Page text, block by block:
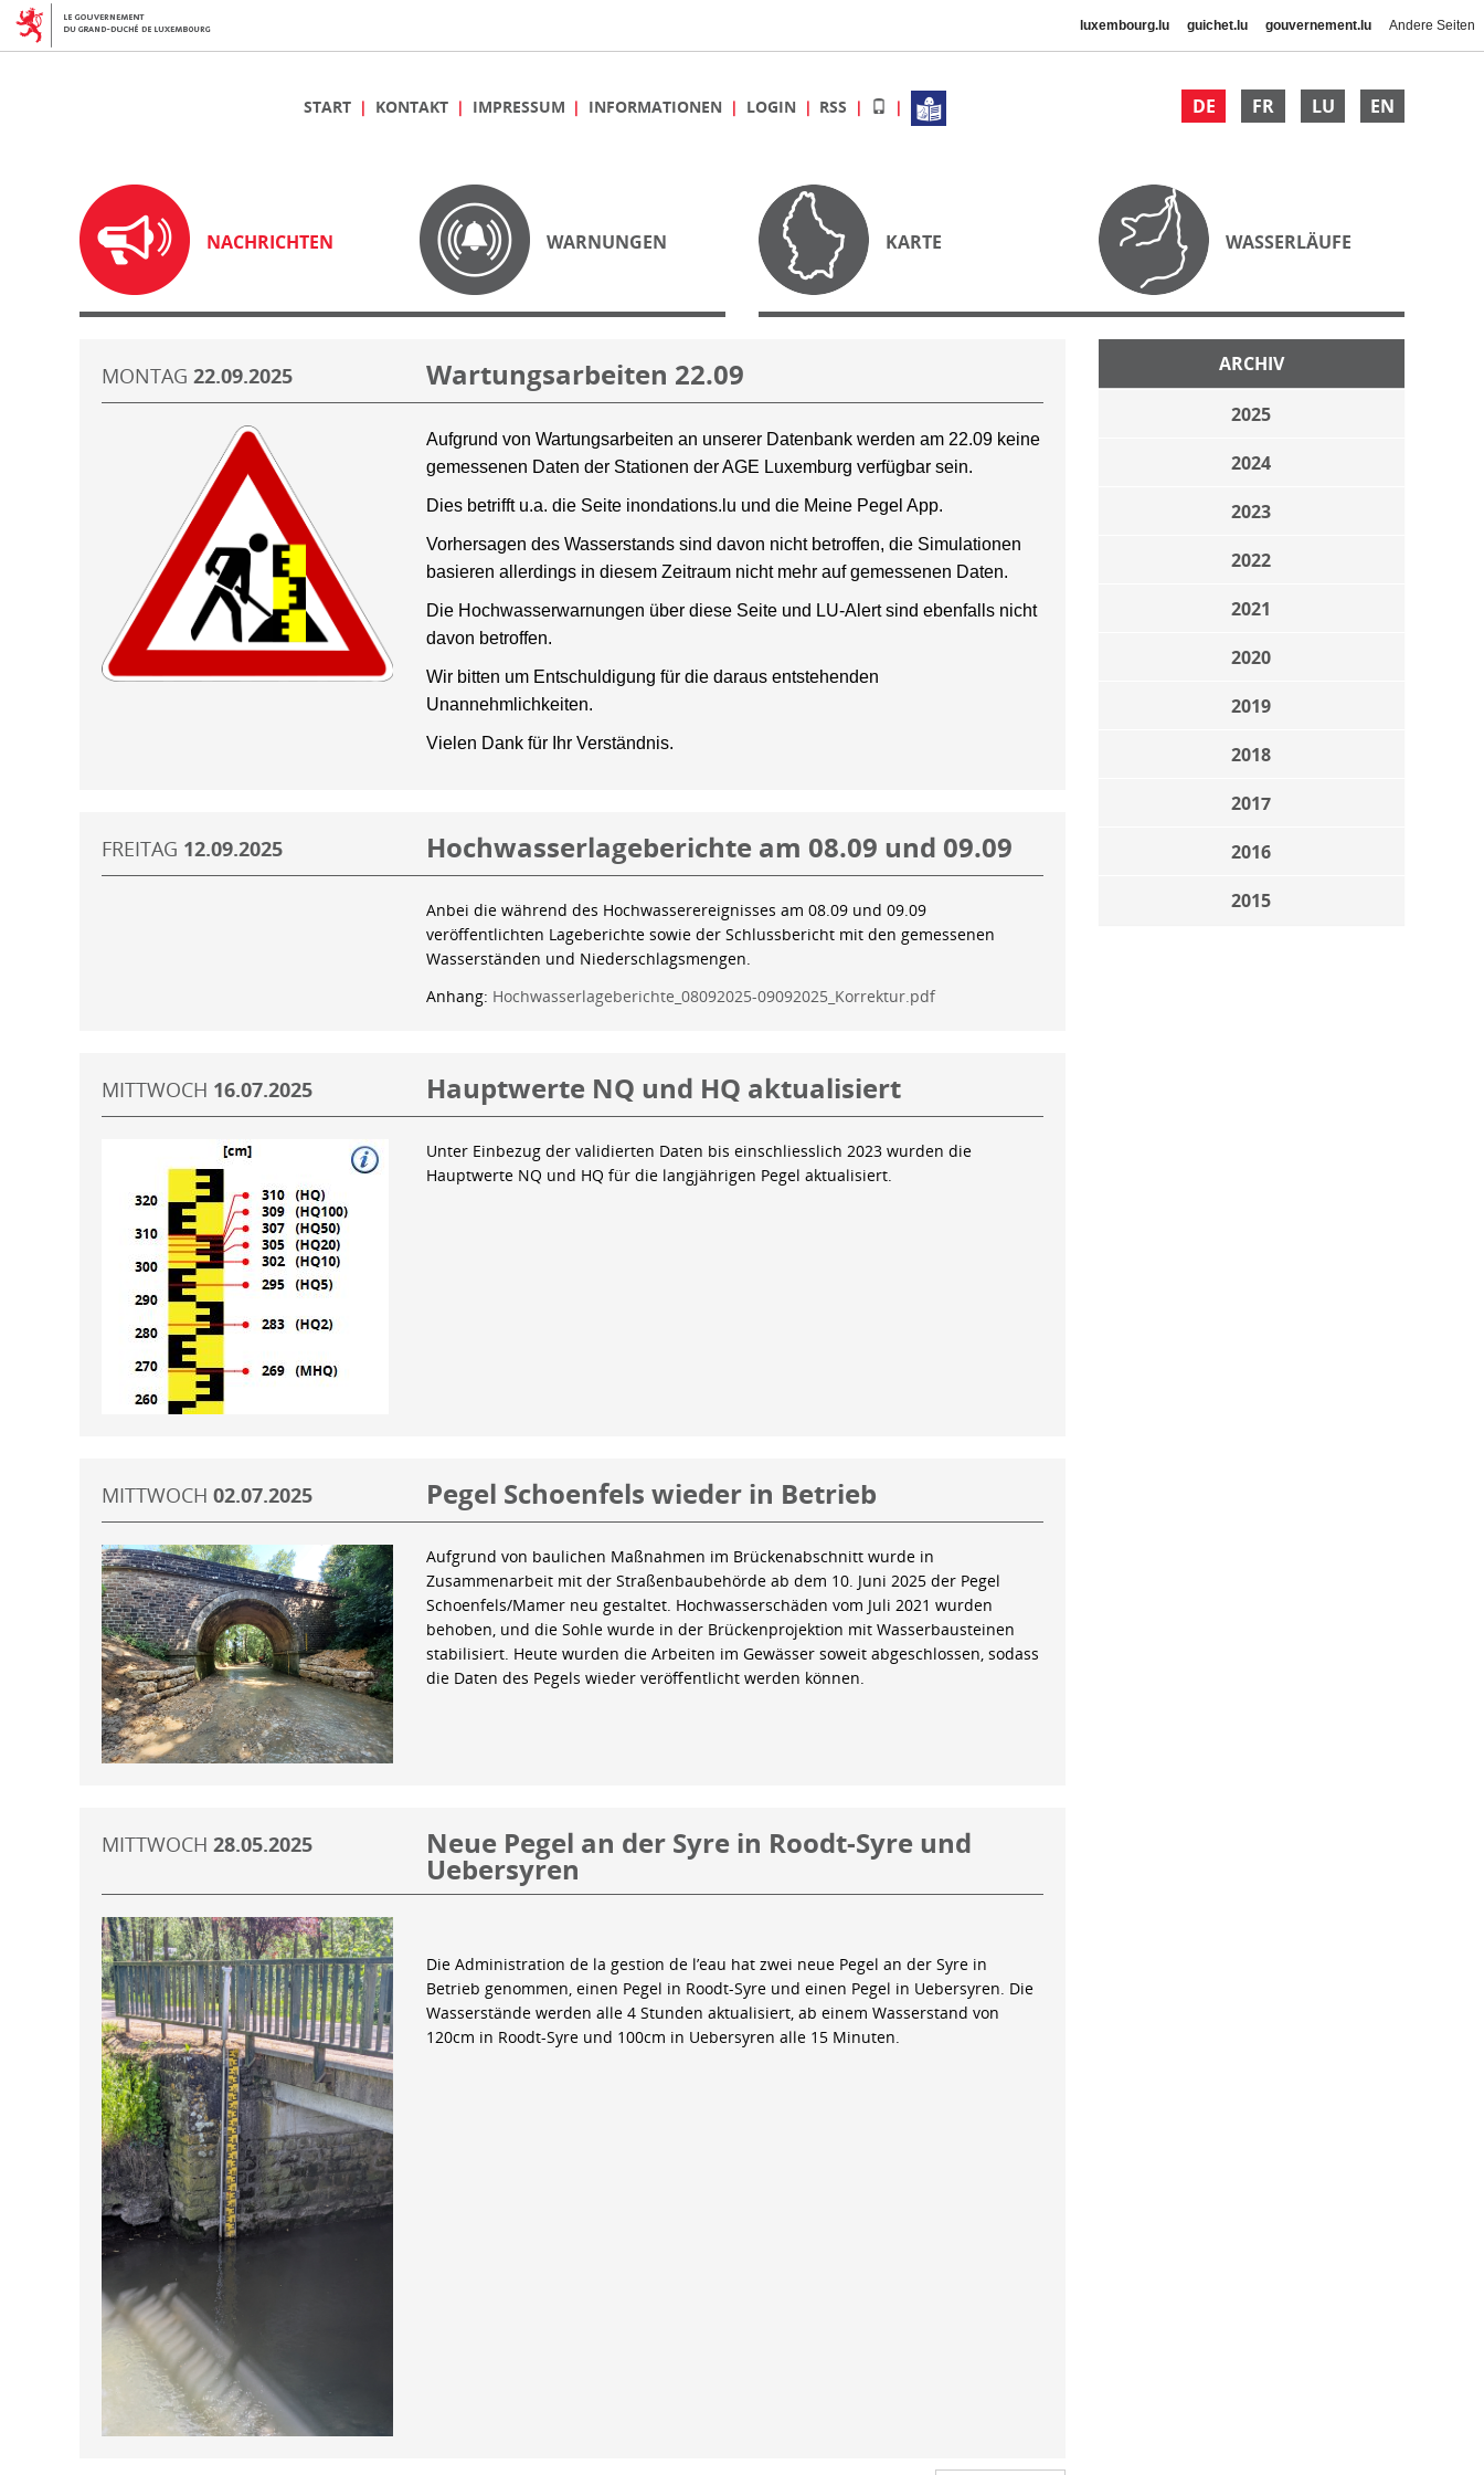
luxembourg.lu guichet.lu gouvernement.lu Andere Seiten
DE FR LU EN
START KONTAKT IMPRESSUM INFORMATIONEN LOGIN RSS
NACHRICHTEN WARNUNGEN KARTE WASSERLÄUFE
ARCHIV
2025
2024
2023
2022
2021
2020
2019
2018
2017
2016
2015
MONTAG 22.09.2025 Wartungsarbeiten 22.09
Aufgrund von Wartungsarbeiten an unserer Datenbank werden am 22.09 keine
gemessenen Daten der Stationen der AGE Luxemburg verfügbar sein.
Dies betrifft u.a. die Seite inondations.lu und die Meine Pegel App.
Vorhersagen des Wasserstands sind davon nicht betroffen, die Simulationen
basieren allerdings in diesem Zeitraum nicht mehr auf gemessenen Daten.
Die Hochwasserwarnungen über diese Seite und LU-Alert sind ebenfalls nicht
davon betroffen.
Wir bitten um Entschuldigung für die daraus entstehenden
Unannehmlichkeiten.
Vielen Dank für Ihr Verständnis.
FREITAG 12.09.2025 Hochwasserlageberichte am 08.09 und 09.09
Anbei die während des Hochwasserereignisses am 08.09 und 09.09
veröffentlichten Lageberichte sowie der Schlussbericht mit den gemessenen
Wasserständen und Niederschlagsmengen.
Anhang: Hochwasserlageberichte_08092025-09092025_Korrektur.pdf
MITTWOCH 16.07.2025 Hauptwerte NQ und HQ aktualisiert
Unter Einbezug der validierten Daten bis einschliesslich 2023 wurden die
Hauptwerte NQ und HQ für die langjährigen Pegel aktualisiert.
MITTWOCH 02.07.2025 Pegel Schoenfels wieder in Betrieb
Aufgrund von baulichen Maßnahmen im Brückenabschnitt wurde in
Zusammenarbeit mit der Straßenbaubehörde ab dem 10. Juni 2025 der Pegel
Schoenfels/Mamer neu gestaltet. Hochwasserschäden vom Juli 2021 wurden
behoben, und die Sohle wurde in der Brückenprojektion mit Wasserbausteinen
stabilisiert. Heute wurden die Arbeiten im Gewässer soweit abgeschlossen, sodass
die Daten des Pegels wieder veröffentlicht werden können.
MITTWOCH 28.05.2025 Neue Pegel an der Syre in Roodt-Syre und
Uebersyren
Die Administration de la gestion de l’eau hat zwei neue Pegel an der Syre in
Betrieb genommen, einen Pegel in Roodt-Syre und einen Pegel in Uebersyren. Die
Wasserstände werden alle 4 Stunden aktualisiert, ab einem Wasserstand von
120cm in Roodt-Syre und 100cm in Uebersyren alle 15 Minuten.